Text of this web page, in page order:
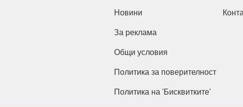
Новини
За реклама
Общи условия
Политика за поверителност
Политика на 'Бисквитките'